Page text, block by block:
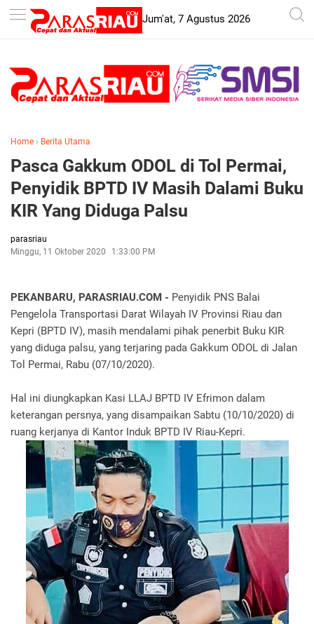
-->
Jum'at, 7 Agustus 2026
Home › Berita Utama
Pasca Gakkum ODOL di Tol Permai,
Penyidik BPTD IV Masih Dalami Buku
KIR Yang Diduga Palsu
parasriau
Minggu, 11 Oktober 2020
1:33:00 PM
PEKANBARU, PARASRIAU.COM - Penyidik PNS Balai
Pengelola Transportasi Darat Wilayah IV Provinsi Riau dan
Kepri (BPTD IV), masih mendalami pihak penerbit Buku KIR
yang diduga palsu, yang terjaring pada Gakkum ODOL di Jalan
Tol Permai, Rabu (07/10/2020).
Hal ini diungkapkan Kasi LLAJ BPTD IV Efrimon dalam
keterangan persnya, yang disampaikan Sabtu (10/10/2020) di
ruang kerjanya di Kantor Induk BPTD IV Riau-Kepri.